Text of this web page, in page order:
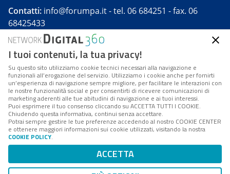
Contatti: info@forumpa.it- tel. 06 684251 - fax. 06
68425433
Forumpa.itè una pubblicazione telematica iscritta
presso Registro della stampa del Tribunale di Roma -
Reg. n. 182 del 2 maggio 2008 - Direttore resp. Michela
Stentella
FPA s.r.l. è società soggetta a Direzione e
Coordinamento da parte di Digital360 S.p.A. - FPA s.r.l.
è un'azienda certificata per il sistema di management
Codice Fiscale/Partita IVA n. 10693191008 - R.E.A. Roma
n. 1249791. ISP AWS
I tuoi contenuti, la tua privacy!
Su questo sito utilizziamo cookie tecnici necessari alla navigazione e
funzionali all’erogazione del servizio. Utilizziamo i cookie anche per fornirti
un’esperienza di navigazione sempre migliore, per facilitare le interazioni con
le nostre funzionalità social e per consentirti di ricevere comunicazioni di
marketing aderenti alle tue abitudini di navigazione e ai tuoi interessi.
Puoi esprimere il tuo consenso cliccando su ACCETTA TUTTI I COOKIE.
Chiudendo questa informativa, continui senza accettare.
Potrai sempre gestire le tue preferenze accedendo al nostro COOKIE CENTER
e ottenere maggiori informazioni sui cookie utilizzati, visitando la nostra
COOKIE POLICY.
ACCETTA